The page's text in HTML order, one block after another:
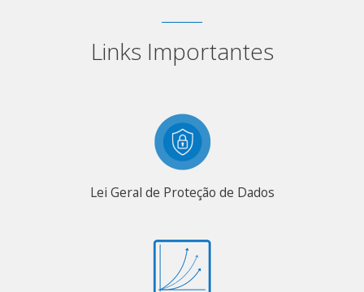
Links Importantes
Lei Geral de Proteção de Dados